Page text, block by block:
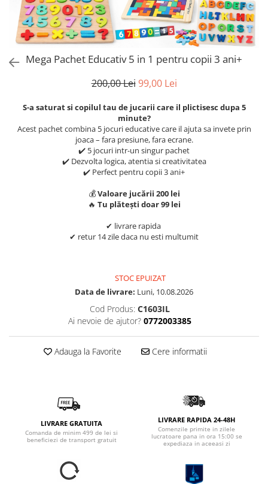
Puzzle
Tablite, Litere si Cifre
Jucarii exterior
Mega Pachet Educativ 5 in 1 pentru copii 3 ani+
200,00 Lei 99,00 Lei
S-a saturat si copilul tau de jucarii care il plictisesc dupa 5
minute?
Acest pachet combina 5 jocuri educative care il ajuta sa invete prin
joaca – fara presiune, fara ecrane.
✔️ 5 jocuri intr-un singur pachet
✔️ Dezvolta logica, atentia si creativitatea
✔️ Perfect pentru copii 3 ani+
💰Valoare jucării 200 lei
🔥 Tu plătești doar 99 lei
✔ livrare rapida
✔ retur 14 zile daca nu esti multumit
STOC EPUIZAT
Data de livrare: Luni, 10.08.2026
Cod Produs: C1603IL
Ai nevoie de ajutor? 0772003385
Adauga la Favorite Cere informatii
LIVRARE GRATUITA
Comanda de minim 499 de lei si
beneficiezi de transport gratuit
LIVRARE RAPIDA 24-48H
Comenzile primite in zilele
lucratoare pana in ora 15:00 se
expediaza in aceeasi zi